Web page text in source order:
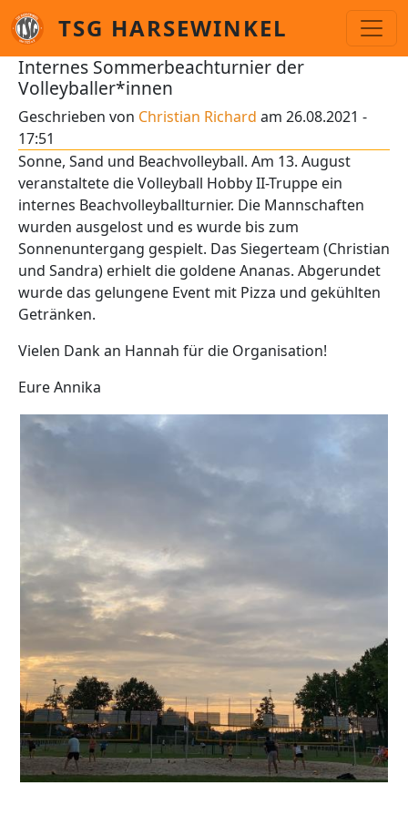
Direkt zum Inhalt
TSG HARSEWINKEL
Internes Sommerbeachturnier der
Volleyballer*innen
Geschrieben von Christian Richard am 26.08.2021 -
17:51
Sonne, Sand und Beachvolleyball. Am 13. August
veranstaltete die Volleyball Hobby II-Truppe ein
internes Beachvolleyballturnier. Die Mannschaften
wurden ausgelost und es wurde bis zum
Sonnenuntergang gespielt. Das Siegerteam (Christian
und Sandra) erhielt die goldene Ananas. Abgerundet
wurde das gelungene Event mit Pizza und gekühlten
Getränken.
Vielen Dank an Hannah für die Organisation!
Eure Annika